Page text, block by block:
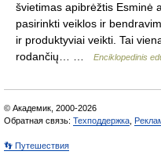
švietimas apibrėžtis Esminė
pasirinkti veiklos ir
ir produktyviai veikti. Tai
rodančių… …
Enciklopedinis
© Академик, 2000-2026
Обратная связь: Техподдержка
👣 Путешествия